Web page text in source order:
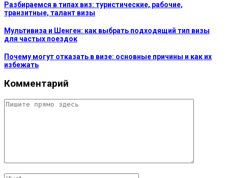
Разбираемся в типах виз: туристические, рабочие,
транзитные, талант визы
Мультивиза и Шенген: как выбрать подходящий тип визы
для частых поездок
Почему могут отказать в визе: основные причины и как их
избежать
Комментарий